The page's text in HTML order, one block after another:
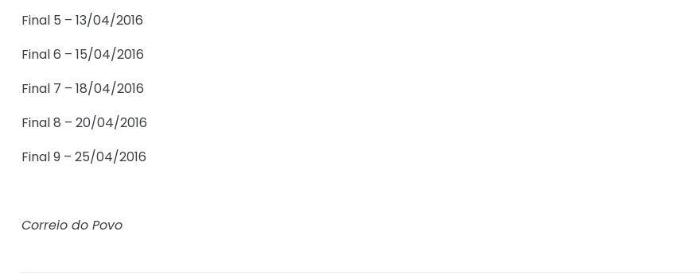
Final 5 – 13/04/2016
Final 6 – 15/04/2016
Final 7 – 18/04/2016
Final 8 – 20/04/2016
Final 9 – 25/04/2016
Correio do Povo